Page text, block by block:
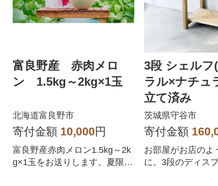
富良野産 赤肉メロ
ン 1.5kg～2kg×1玉
北海道富良野市
寄付金額 10,000円
富良野産赤肉メロン1.5kg～2k
g×1玉をお送りします。夏限定
3段 シェルフ
ラル×ナチュ
立て済み
茨城県守谷市
寄付金額
お部屋がお店のよ
に。3段のディス